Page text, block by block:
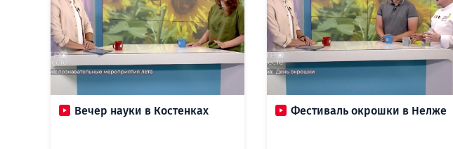
Вечер науки в Костенках Фестиваль окрошки в Нелже